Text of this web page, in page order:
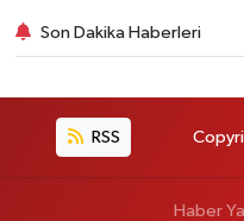
Son Dakika Haberleri
RSS
Haber